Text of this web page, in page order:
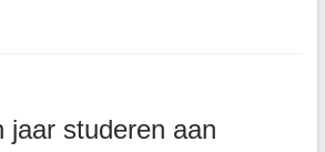
jaar studeren aan